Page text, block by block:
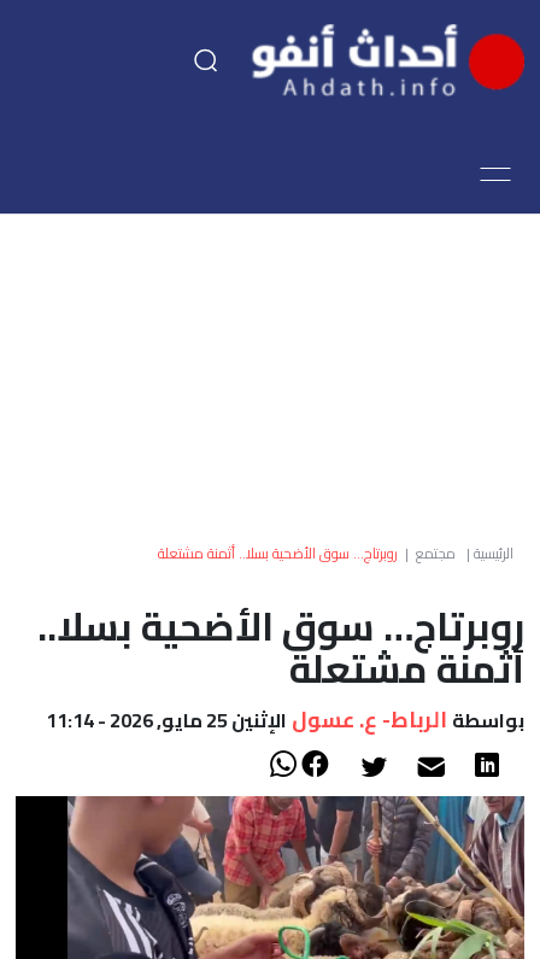
اقتصاد
العالم
أعمدة
الرئيسية| مجتمع | روبرتاج… سوق الأضحية بسلا.. أثمنة مشتعلة
روبرتاج… سوق الأضحية بسلا..
أثمنة مشتعلة
بواسطة الرباط- ع. عسول الإثنين 25 مايو, 2026 - 11:14